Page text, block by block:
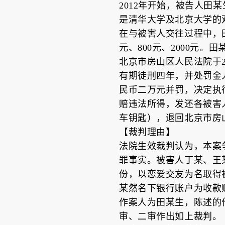
2012年开始，被告人田
是清华大学及北京大学
在与被害人交往过程中
元、800元、2000元。田
北京市房山区人民法院于
有期徒刑四年，并处罚
民币二万元并罚，决定
赔违法所得，发还各被
车钥匙），退回北京市
【裁判理由】
法院生效裁判认为，本
罪事实。被害人丁某、
份，以恋爱交友为名取
某然名下银行账户为收
作案人为田某生，陈述
审、二审作出如上裁判。